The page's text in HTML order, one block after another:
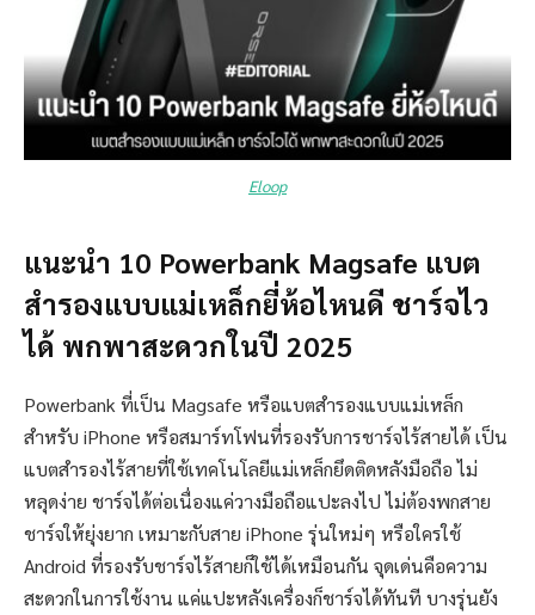
Eloop
แนะนำ 10 Powerbank Magsafe แบต
สำรองแบบแม่เหล็กยี่ห้อไหนดี ชาร์จไว
ได้ พกพาสะดวกในปี 2025
Powerbank ที่เป็น Magsafe หรือแบตสำรองแบบแม่เหล็ก
สำหรับ iPhone หรือสมาร์ทโฟนที่รองรับการชาร์จไร้สายได้ เป็น
แบตสำรองไร้สายที่ใช้เทคโนโลยีแม่เหล็กยึดติดหลังมือถือ ไม่
หลุดง่าย ชาร์จได้ต่อเนื่องแค่วางมือถือแปะลงไป ไม่ต้องพกสาย
ชาร์จให้ยุ่งยาก เหมาะกับสาย iPhone รุ่นใหม่ๆ หรือใครใช้
Android ที่รองรับชาร์จไร้สายก็ใช้ได้เหมือนกัน จุดเด่นคือความ
สะดวกในการใช้งาน แค่แปะหลังเครื่องก็ชาร์จได้ทันที บางรุ่นยัง